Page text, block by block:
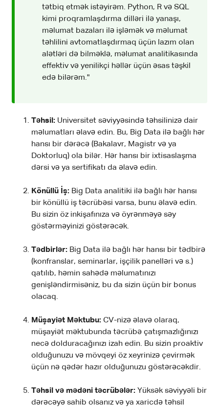
tətbiq etmək istəyirəm. Python, R və SQL
kimi proqramlaşdırma dilləri ilə yanaşı,
məlumat bazaları ilə işləmək və məlumat
təhlilini avtomatlaşdırmaq üçün lazım olan
alətləri də bilməklə, məlumat analitikasında
effektiv və yenilikçi həllər üçün əsas təşkil
edə bilərəm."
Təhsil: Universitet səviyyəsində təhsilinizə dair
məlumatları əlavə edin. Bu, Big Data ilə bağlı hər
hansı bir dərəcə (Bakalavr, Magistr və ya
Doktorluq) ola bilər. Hər hansı bir ixtisaslaşma
dərsi və ya sertifikatı da əlavə edin.
Könüllü İş: Big Data analitiki ilə bağlı hər hansı
bir könüllü iş təcrübəsi varsa, bunu əlavə edin.
Bu sizin öz inkişafınıza və öyrənməyə səy
göstərməyinizi göstərəcək.
Tədbirlər: Big Data ilə bağlı hər hansı bir tədbirə
(konfranslar, seminarlar, işçilik panelləri və s.)
qatılıb, həmin sahədə məlumatınızı
genişləndirmisəniz, bu da sizin üçün bir bonus
olacaq.
Müşayiət Məktubu: CV-nizə əlavə olaraq,
müşayiət məktubunda təcrübə çatışmazlığınızı
necə dolduracağınızı izah edin. Bu sizin proaktiv
olduğunuzu və mövqeyi öz xeyrinizə çevirmək
üçün nə qədər hazır olduğunuzu göstərəcəkdir.
Təhsil və mədəni təcrübələr: Yüksək səviyyəli bir
dərəcəyə sahib olsanız və ya xaricdə təhsil